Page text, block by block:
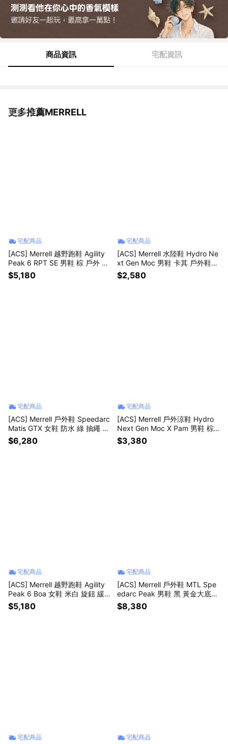
商品資訊 宅配資訊
更多推薦MERRELL
看更多
宅配商品
[ACS] Merrell 越野跑鞋 Agility
Peak 6 RPT SE 男鞋 棕 戶外 黃
金大底 ML00005615
$5,180
宅配商品
[ACS] Merrell 水陸鞋 Hydro Ne
xt Gen Moc 男鞋 卡其 戶外鞋
溯溪鞋 ML00005370
$2,580
宅配商品
[ACS] Merrell 戶外鞋 Speedarc
Matis GTX 女鞋 防水 綠 抽繩 黃
金大底 ML00005526
$6,280
宅配商品
[ACS] Merrell 戶外涼鞋 Hydro
Next Gen Moc X Pam 男鞋 棕 1
TRL ML00005624
$3,380
宅配商品
[ACS] Merrell 越野跑鞋 Agility
Peak 6 Boa 女鞋 米白 旋鈕 緩
震 運動鞋 ML00005136
$5,180
宅配商品
[ACS] Merrell 戶外鞋 MTL Spe
edarc Peak 男鞋 黑 黃金大底
耐磨 ML00005833
$8,380
宅配商品 宅配商品